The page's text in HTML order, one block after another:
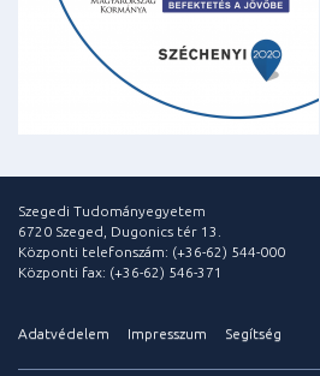
Szegedi Tudományegyetem
6720 Szeged, Dugonics tér 13.
Központi telefonszám: (+36-62) 544-000
Központi fax: (+36-62) 546-371
Adatvédelem Impresszum Segítség